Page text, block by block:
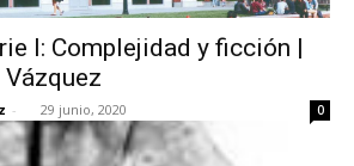
I: Complejidad y ficción |
- 29 junio, 2020 0